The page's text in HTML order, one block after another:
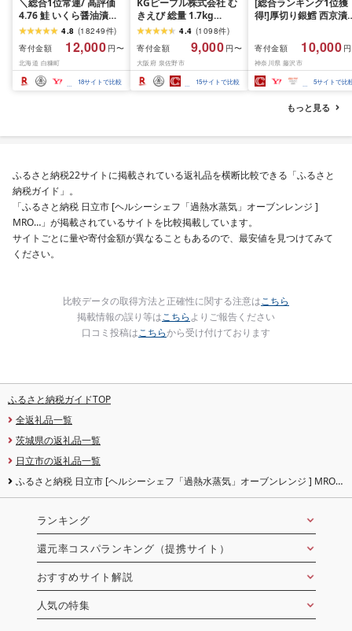
＼総合1位常連/ 高評価
4.76 鮭 いくら醤油漬け
ふるさと納税 いくら
200g / 400g / 800g /
1.6kg / 2.4kg 200g パッ
ク[選べる容量] 醤油漬け
海鮮 イクラ 小分け ふる
さと ランキング 人気 ギ
4.8 (18249件)
寄付金額
12,000 円〜
北海道 白糠町
18サイトで比較
KGピープル株式会社 む
きえび 総量 1.7kg
(850g×2P) 特大 5Lサイ
ズ バナメイエビ バラ凍
結 下処理不要 サイズ不
揃い 訳あり
4.4 (1098件)
寄付金額
9,000 円〜
大阪府 泉佐野市
15サイトで比較
[総合ランキング1位獲
得!]厚切り銀鱈 西京漬
約 1,000g (約 100g ×
切) 西京味噌 西京みそ
噌漬け みそ 味噌 鮮魚
介 銀だら 銀ダラ ギン
ラ ぎんだら 鱈 タラ 魚
西京焼き 西京漬 西京
き 冷凍 厳選 鮮魚 漬け
礼品 おかず おつまみ
南 藤沢
寄付金額 10,000
神奈川県 藤沢市
5サイトで比
もっと見る
ふるさと納税22サイトに掲載されている返礼品を横断比較できる「ふるさと
納税ガイド」。
「ふるさと納税 日立市 [ヘルシーシェフ「過熱水蒸気」オーブンレンジ ]
MRO…」が掲載されているサイトを比較掲載しています。
サイトごとに量や寄付金額が異なることもあるので、最安値を見つけてみて
ください。
比較データの取得方法と正確性に関する注意はこちら
掲載情報の誤り等はこちらよりご報告ください
口コミ投稿はこちらから受け付けております
ふるさと納税ガイドTOP
全返礼品一覧
茨城県の返礼品一覧
日立市の返礼品一覧
ふるさと納税 日立市 [ヘルシーシェフ「過熱水蒸気」オーブンレンジ ] MRO-
ランキング
還元率コスパランキング（提携サイト）
おすすめサイト解説
人気の特集